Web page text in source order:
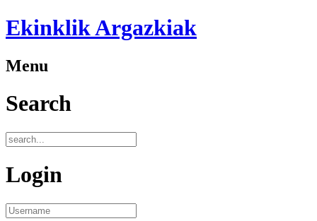
Ekinklik Argazkiak
Menu
Search
Login